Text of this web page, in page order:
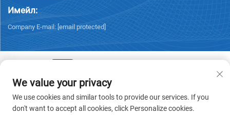
Имейл:
Company E-mail: [email protected]
© 2026 Chisung Intelligence Technology (Shenzhen) Co., Limited. Всички
права запазени. -Политика за поверителност
We value your privacy
We use cookies and similar tools to provide our services. If you
don't want to accept all cookies, click Personalize cookies.